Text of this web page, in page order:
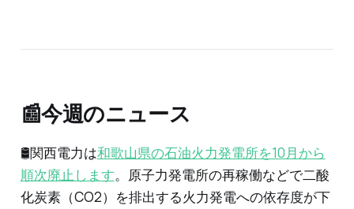
📰今週のニュース
🛢️関西電力は和歌山県の石油火力発電所を10月から
順次廃止します。原子力発電所の再稼働などで二酸
化炭素（CO2）を排出する火力発電への依存度が下